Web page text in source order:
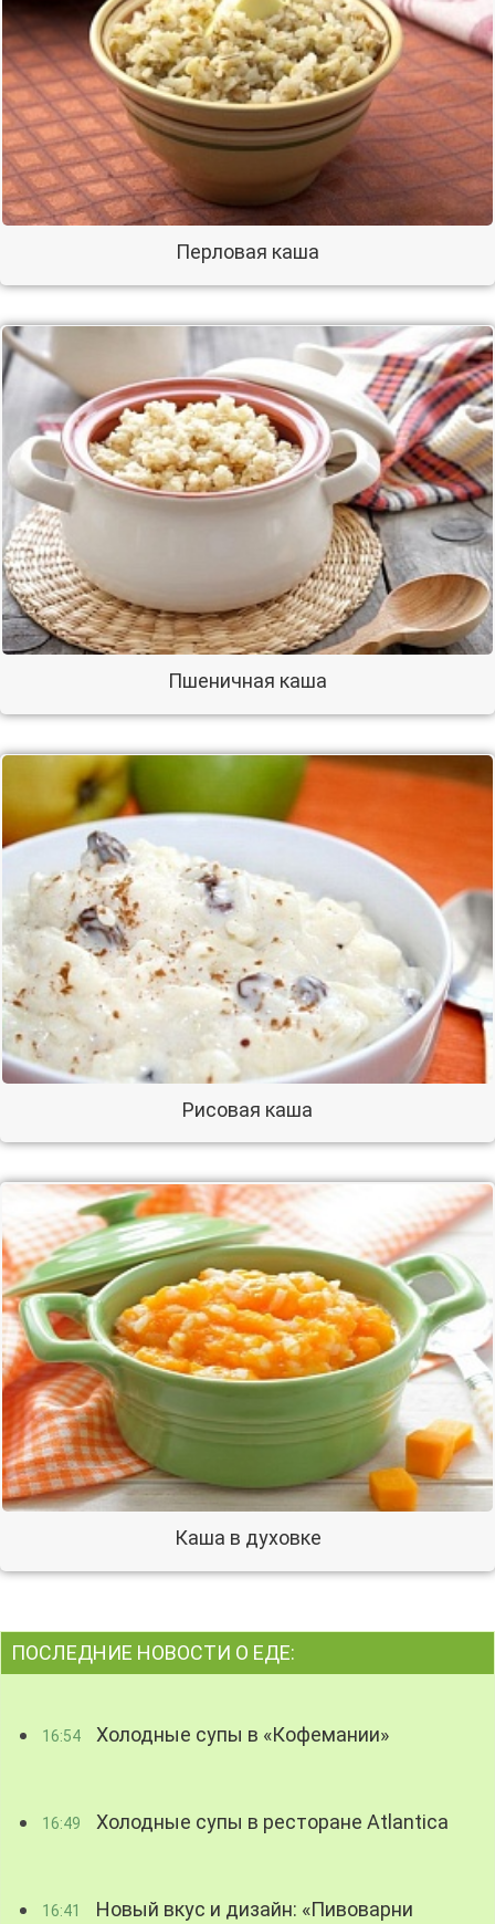
Перловая каша
Пшеничная каша
Рисовая каша
Каша в духовке
ПОСЛЕДНИЕ НОВОСТИ О ЕДЕ:
16:54 Холодные супы в «Кофемании»
16:49 Холодные супы в ресторане Atlantica
16:41
Новый вкус и дизайн: «Пивоварни